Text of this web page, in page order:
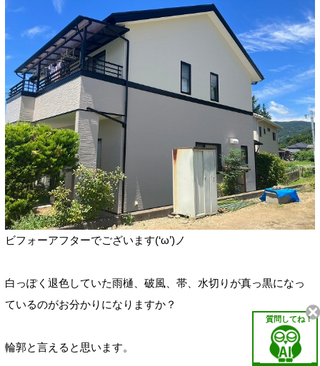
ビフォーアフターでございます(‘ω’)ノ
白っぽく退色していた雨樋、破風、帯、水切りが真っ黒になっ
ているのがお分かりになりますか？
輪郭と言えると思います。
質問してね！